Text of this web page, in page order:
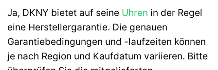
Ja, DKNY bietet auf seine Uhren in der Regel
eine Herstellergarantie. Die genauen
Garantiebedingungen und -laufzeiten können
je nach Region und Kaufdatum variieren. Bitte